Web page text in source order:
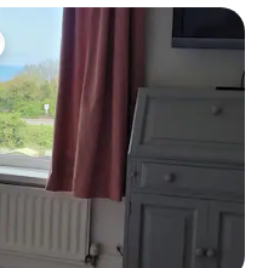
appréciés